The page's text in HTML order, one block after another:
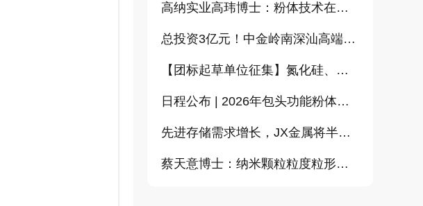
高纳实业高玮博士：粉体技术在电池材料工业中的进展与需求（报告）
总投资3亿元！中金岭南深汕高端金属复合材料扩产项目正式开工
【团标起草单位征集】氮化硅、金刚石、碳化铪、氧化铝等
日程公布 | 2026年包头功能粉体论坛暨CEMIA粉体技术分会2026年会
先进存储需求增长，JX金属将半导体溅射靶材加工能力提升至约2倍
蔡天意博士：纳米颗粒粒度粒形定量测量（偏振图像动态光散射）新技术